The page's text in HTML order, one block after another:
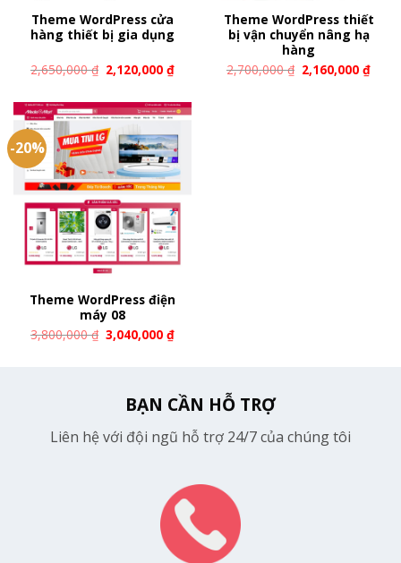
Theme WordPress cửa
hàng thiết bị gia dụng
2,650,000₫ 2,120,000₫
Theme WordPress thiết
bị vận chuyển nâng hạ
hàng
2,700,000₫ 2,160,000₫
-20%
Theme WordPress điện
máy 08
3,800,000₫ 3,040,000₫
BẠN CẦN HỖ TRỢ
Liên hệ với đội ngũ hỗ trợ 24/7 của chúng tôi